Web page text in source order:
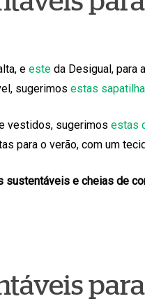
e esteda Desigual, para
sugerimos estas
vestidos, sugerimos estas
para o verão, com um
sustentáveis e cheias de